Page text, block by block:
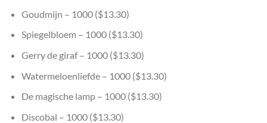
Goudmijn – 1000 ($13.30)
Spiegelbloem – 1000 ($13.30)
Gerry de giraf – 1000 ($13.30)
Watermeloenliefde – 1000 ($13.30)
De magische lamp – 1000 ($13.30)
Discobal – 1000 ($13.30)